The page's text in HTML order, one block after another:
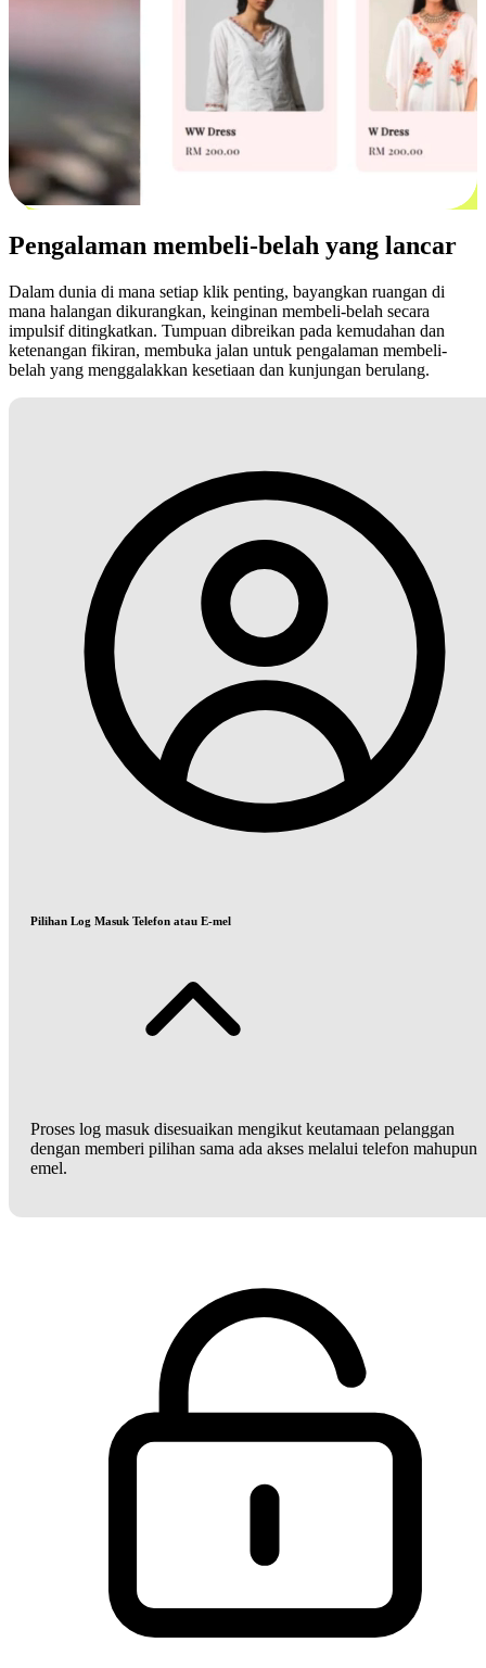
Pengalaman membeli-belah yang lancar
Dalam dunia di mana setiap klik penting, bayangkan ruangan di
mana halangan dikurangkan, keinginan membeli-belah secara
impulsif ditingkatkan. Tumpuan dibreikan pada kemudahan dan
ketenangan fikiran, membuka jalan untuk pengalaman membeli-
belah yang menggalakkan kesetiaan dan kunjungan berulang.
Pilihan Log Masuk Telefon atau E-mel
Proses log masuk disesuaikan mengikut keutamaan pelanggan
dengan memberi pilihan sama ada akses melalui telefon mahupun
emel.